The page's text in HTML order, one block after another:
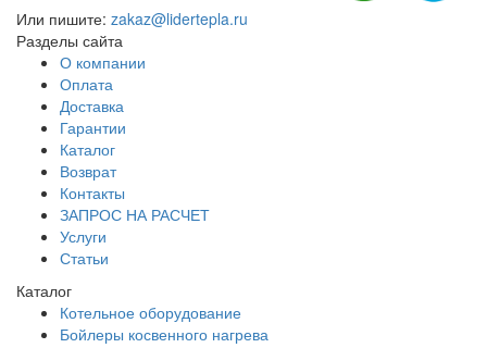
Или пишите: zakaz@lidertepla.ru
Разделы сайта
О компании
Оплата
Доставка
Гарантии
Каталог
Возврат
Контакты
ЗАПРОС НА РАСЧЕТ
Услуги
Статьи
Каталог
Котельное оборудование
Бойлеры косвенного нагрева